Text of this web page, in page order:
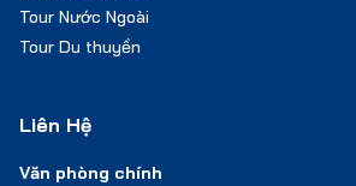
Tour Nước Ngoài
Tour Du thuyền
Liên Hệ
Văn phòng chính